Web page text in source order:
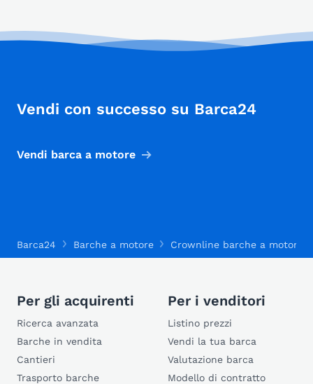
Vendi con successo su Barca24
Vendi barca a motore
Barca24 Barche a motore Crownline barche a motore
Per gli acquirenti
Ricerca avanzata
Barche in vendita
Cantieri
Trasporto barche
Per i venditori
Listino prezzi
Vendi la tua barca
Valutazione barca
Modello di contratto